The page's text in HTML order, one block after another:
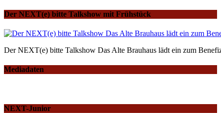
Der NEXT(e) bitte Talkshow mit Frühstück
Der NEXT(e) bitte Talkshow Das Alte Brauhaus lädt ein zum
Mediadaten
NEXT-Junior